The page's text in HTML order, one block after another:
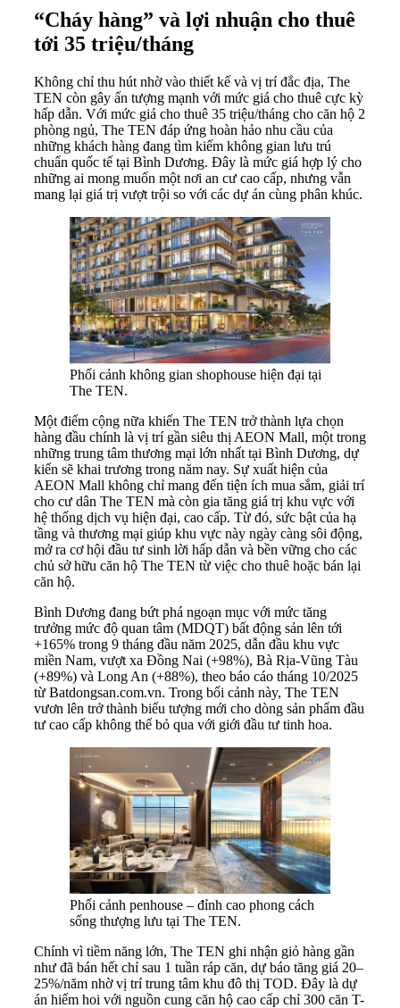
“Cháy hàng” và lợi nhuận cho thuê
tới 35 triệu/tháng
Không chỉ thu hút nhờ vào thiết kế và vị trí đắc địa, The
TEN còn gây ấn tượng mạnh với mức giá cho thuê cực kỳ
hấp dẫn. Với mức giá cho thuê 35 triệu/tháng cho căn hộ 2
phòng ngủ, The TEN đáp ứng hoàn hảo nhu cầu của
những khách hàng đang tìm kiếm không gian lưu trú
chuẩn quốc tế tại Bình Dương. Đây là mức giá hợp lý cho
những ai mong muốn một nơi an cư cao cấp, nhưng vẫn
mang lại giá trị vượt trội so với các dự án cùng phân khúc.
Phối cảnh không gian shophouse hiện đại tại
The TEN.
Một điểm cộng nữa khiến The TEN trở thành lựa chọn
hàng đầu chính là vị trí gần siêu thị AEON Mall, một trong
những trung tâm thương mại lớn nhất tại Bình Dương, dự
kiến sẽ khai trương trong năm nay. Sự xuất hiện của
AEON Mall không chỉ mang đến tiện ích mua sắm, giải trí
cho cư dân The TEN mà còn gia tăng giá trị khu vực với
hệ thống dịch vụ hiện đại, cao cấp. Từ đó, sức bật của hạ
tầng và thương mại giúp khu vực này ngày càng sôi động,
mở ra cơ hội đầu tư sinh lời hấp dẫn và bền vững cho các
chủ sở hữu căn hộ The TEN từ việc cho thuê hoặc bán lại
căn hộ.
Bình Dương đang bứt phá ngoạn mục với mức tăng
trưởng mức độ quan tâm (MDQT) bất động sản lên tới
+165% trong 9 tháng đầu năm 2025, dẫn đầu khu vực
miền Nam, vượt xa Đồng Nai (+98%), Bà Rịa-Vũng Tàu
(+89%) và Long An (+88%), theo báo cáo tháng 10/2025
từ Batdongsan.com.vn. Trong bối cảnh này, The TEN
vươn lên trở thành biểu tượng mới cho dòng sản phẩm đầu
tư cao cấp không thể bỏ qua với giới đầu tư tinh hoa.
Phối cảnh penhouse – đỉnh cao phong cách
sống thượng lưu tại The TEN.
Chính vì tiềm năng lớn, The TEN ghi nhận giỏ hàng gần
như đã bán hết chỉ sau 1 tuần ráp căn, dự báo tăng giá 20–
25%/năm nhờ vị trí trung tâm khu đô thị TOD. Đây là dự
án hiếm hoi với nguồn cung căn hộ cao cấp chỉ 300 căn T-